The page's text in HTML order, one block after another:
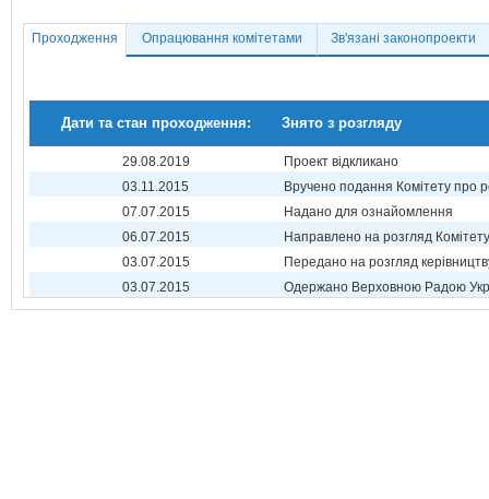
Проходження Опрацювання комітетами Зв'язані законопроекти
Дати та стан проходження: Знято з розгляду
29.08.2019
Проект відкликано
03.11.2015
Вручено подання Комітету про
07.07.2015
Надано для ознайомлення
06.07.2015
Направлено на розгляд Комітету
03.07.2015
Передано на розгляд
03.07.2015
Одержано Верховною Радою